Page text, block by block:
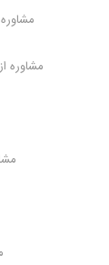
مشاورهترک
ترک اعتیاد به
باید از قبل
حمله های